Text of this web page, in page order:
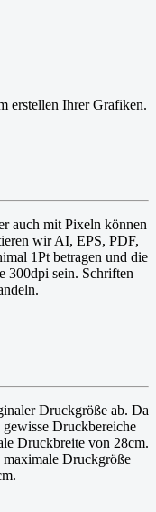
erstellen Ihrer Grafiken.
auch mit Pixeln können
wir AI, EPS, PDF,
1Pt betragen und die
300dpi sein. Schriften
Druckgröße ab. Da
Druckbereiche
Druckbreite von 28cm.
Druckgröße